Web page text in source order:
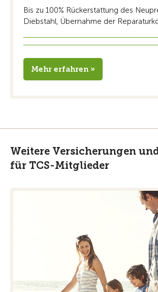
Bis zu 100% Rückerstattung des
Diebstahl, Übernahme der
Mehr erfahren »
Weitere Versicherungen
für TCS-Mitglieder